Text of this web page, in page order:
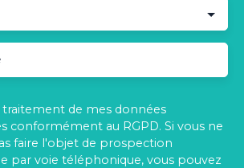
traitement de mes données
conformément au RGPD. Si vous ne
faire l'objet de prospection
par voie téléphonique, vous pouvez